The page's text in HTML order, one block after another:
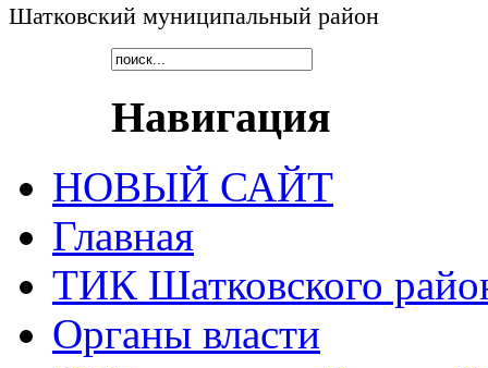
Шатковский муниципальный район
Навигация
НОВЫЙ САЙТ
Главная
ТИК Шатковского
Органы власти